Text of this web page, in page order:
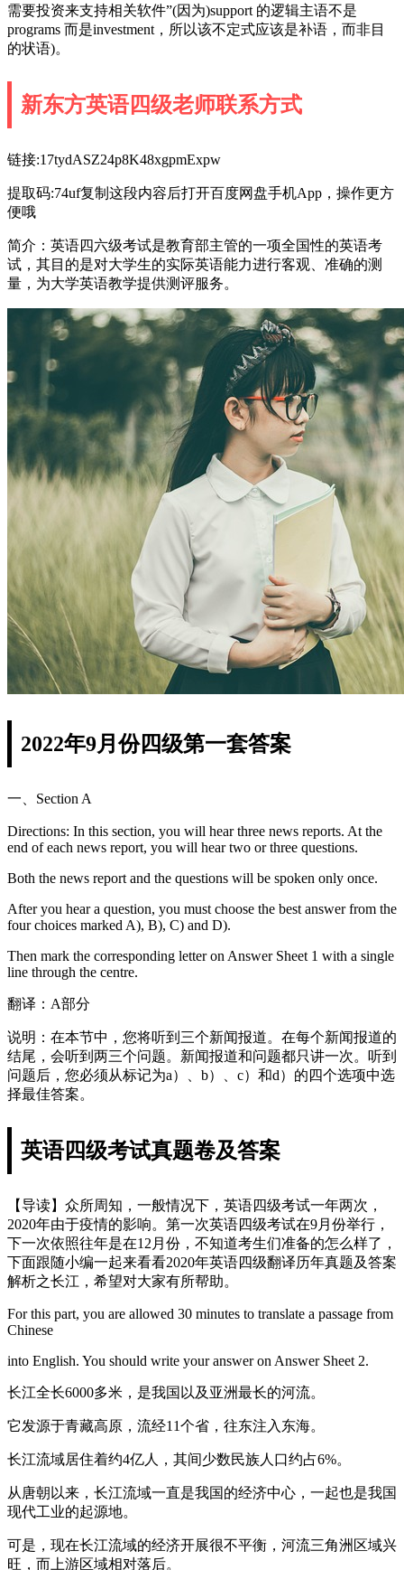
需要投资来支持相关软件”(因为)support 的逻辑主语不是
programs 而是investment，所以该不定式应该是补语，而非目
的状语)。
新东方英语四级老师联系方式
链接:17tydASZ24p8K48xgpmExpw
提取码:74uf复制这段内容后打开百度网盘手机App，操作更方
便哦
简介：英语四六级考试是教育部主管的一项全国性的英语考
试，其目的是对大学生的实际英语能力进行客观、准确的测
量，为大学英语教学提供测评服务。
2022年9月份四级第一套答案
一、Section A
Directions: In this section, you will hear three news reports. At the
end of each news report, you will hear two or three questions.
Both the news report and the questions will be spoken only once.
After you hear a question, you must choose the best answer from the
four choices marked A), B), C) and D).
Then mark the corresponding letter on Answer Sheet 1 with a single
line through the centre.
翻译：A部分
说明：在本节中，您将听到三个新闻报道。在每个新闻报道的
结尾，会听到两三个问题。新闻报道和问题都只讲一次。听到
问题后，您必须从标记为a）、b）、c）和d）的四个选项中选
择最佳答案。
英语四级考试真题卷及答案
【导读】众所周知，一般情况下，英语四级考试一年两次，
2020年由于疫情的影响。第一次英语四级考试在9月份举行，
下一次依照往年是在12月份，不知道考生们准备的怎么样了，
下面跟随小编一起来看看2020年英语四级翻译历年真题及答案
解析之长江，希望对大家有所帮助。
For this part, you are allowed 30 minutes to translate a passage from
Chinese
into English. You should write your answer on Answer Sheet 2.
长江全长6000多米，是我国以及亚洲最长的河流。
它发源于青藏高原，流经11个省，往东注入东海。
长江流域居住着约4亿人，其间少数民族人口约占6%。
从唐朝以来，长江流域一直是我国的经济中心，一起也是我国
现代工业的起源地。
可是，现在长江流域的经济开展很不平衡，河流三角洲区域兴
旺，而上游区域相对落后。